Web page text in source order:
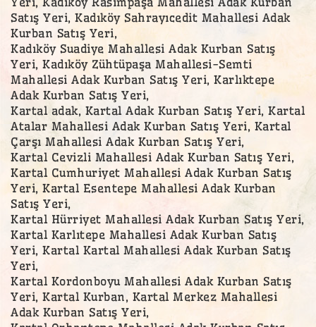
Satış Yeri, Kadıköy Sahrayıcedit Mahallesi Adak
Kurban Satış Yeri,
Kadıköy Suadiye Mahallesi Adak Kurban Satış
Yeri, Kadıköy Zühtüpaşa Mahallesi-Semti
Mahallesi Adak Kurban Satış Yeri, Karlıktepe
Adak Kurban Satış Yeri,
Kartal adak, Kartal Adak Kurban Satış Yeri, Kartal
Atalar Mahallesi Adak Kurban Satış Yeri, Kartal
Çarşı Mahallesi Adak Kurban Satış Yeri,
Kartal Cevizli Mahallesi Adak Kurban Satış Yeri,
Kartal Cumhuriyet Mahallesi Adak Kurban Satış
Yeri, Kartal Esentepe Mahallesi Adak Kurban
Satış Yeri,
Kartal Hürriyet Mahallesi Adak Kurban Satış Yeri,
Kartal Karlıtepe Mahallesi Adak Kurban Satış
Yeri, Kartal Kartal Mahallesi Adak Kurban Satış
Yeri,
Kartal Kordonboyu Mahallesi Adak Kurban Satış
Yeri, Kartal Kurban, Kartal Merkez Mahallesi
Adak Kurban Satış Yeri,